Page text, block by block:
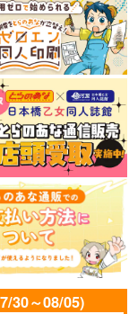
30～08/05)